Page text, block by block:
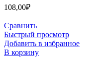
108,00₽
Сравнить
Быстрый просмотр
Добавить в избранное
В корзину